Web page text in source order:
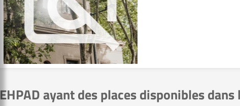
EHPAD ayant des places disponibles